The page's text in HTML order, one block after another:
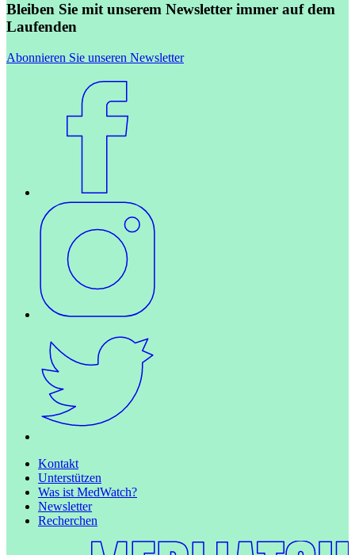
Bleiben Sie mit unserem Newsletter immer auf dem
Laufenden
Abonnieren Sie unseren Newsletter
Kontakt
Unterstützen
Was ist MedWatch?
Newsletter
Recherchen